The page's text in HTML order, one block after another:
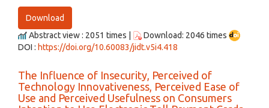
Download
Abstract view : 2051 times |
Download: 2046 times
DOI : https://doi.org/10.60083/jidt.v5i4.418
The Influence of Insecurity, Perceived of
Technology Innovativeness, Perceived Ease of
Use and Perceived Usefulness on Consumers